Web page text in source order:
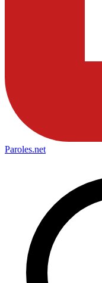
Paroles.net